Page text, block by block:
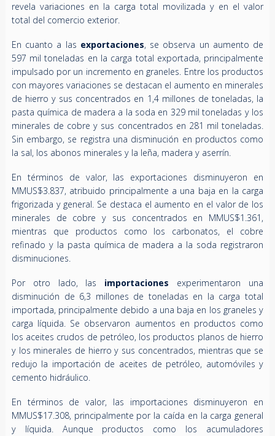
revela variaciones en la carga total movilizada y en el valor
total del comercio exterior.
En cuanto a las exportaciones, se observa un aumento de
597 mil toneladas en la carga total exportada, principalmente
impulsado por un incremento en graneles. Entre los productos
con mayores variaciones se destacan el aumento en minerales
de hierro y sus concentrados en 1,4 millones de toneladas, la
pasta química de madera a la soda en 329 mil toneladas y los
minerales de cobre y sus concentrados en 281 mil toneladas.
Sin embargo, se registra una disminución en productos como
la sal, los abonos minerales y la leña, madera y aserrín.
En términos de valor, las exportaciones disminuyeron en
MMUS$3.837, atribuido principalmente a una baja en la carga
frigorizada y general. Se destaca el aumento en el valor de los
minerales de cobre y sus concentrados en MMUS$1.361,
mientras que productos como los carbonatos, el cobre
refinado y la pasta química de madera a la soda registraron
disminuciones.
Por otro lado, las importaciones experimentaron una
disminución de 6,3 millones de toneladas en la carga total
importada, principalmente debido a una baja en los graneles y
carga líquida. Se observaron aumentos en productos como
los aceites crudos de petróleo, los productos planos de hierro
y los minerales de hierro y sus concentrados, mientras que se
redujo la importación de aceites de petróleo, automóviles y
cemento hidráulico.
En términos de valor, las importaciones disminuyeron en
MMUS$17.308, principalmente por la caída en la carga general
y líquida. Aunque productos como los acumuladores